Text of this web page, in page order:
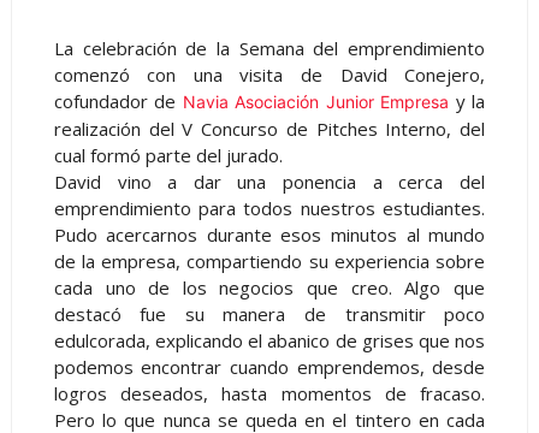
La celebración de la Semana del emprendimiento
comenzó con una visita de David Conejero,
cofundador de Navia Asociación Junior Empresa y la
realización del V Concurso de Pitches Interno, del
cual formó parte del jurado.
David vino a dar una ponencia a cerca del
emprendimiento para todos nuestros estudiantes.
Pudo acercarnos durante esos minutos al mundo
de la empresa, compartiendo su experiencia sobre
cada uno de los negocios que creo. Algo que
destacó fue su manera de transmitir poco
edulcorada, explicando el abanico de grises que nos
podemos encontrar cuando emprendemos, desde
logros deseados, hasta momentos de fracaso.
Pero lo que nunca se queda en el tintero en cada